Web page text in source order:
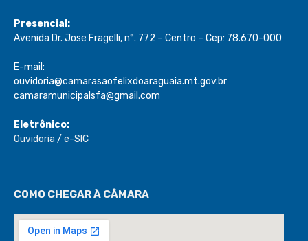
Presencial:
Avenida Dr. Jose Fragelli, n°. 772 – Centro – Cep: 78.670-000
E-mail:
ouvidoria@camarasaofelixdoaraguaia.mt.gov.br
camaramunicipalsfa@gmail.com
Eletrônico:
Ouvidoria / e-SIC
COMO CHEGAR À CÂMARA